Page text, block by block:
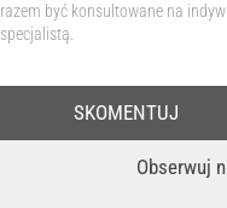
razem być konsultowane na
specjalistą.
Obserwuj
SKOMENTUJ